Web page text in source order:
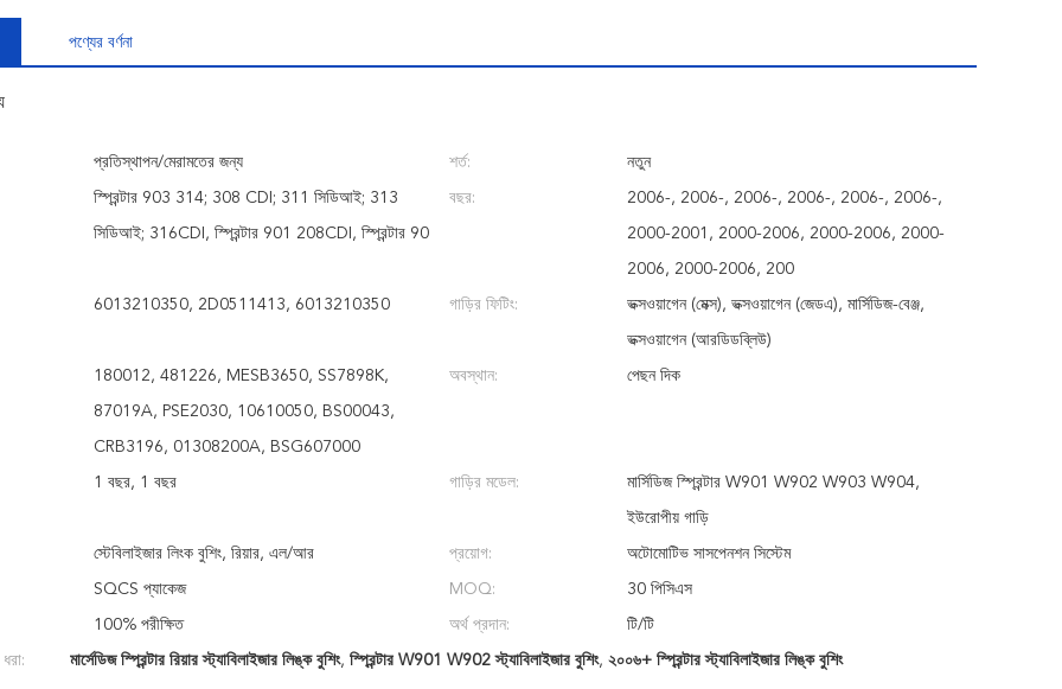
পণ্যের বর্ণনা
প্রতিস্থাপন/মেরামতের জন্য শর্ত: নতুন
স্প্রিন্টার 903 314; 308 CDI; 311 সিডিআই; 313
সিডিআই; 316CDI, স্প্রিন্টার 901 208CDI, স্প্রিন্টার 90
বছর: 2006-, 2006-, 2006-, 2006-, 2006-, 2006-,
2000-2001, 2000-2006, 2000-2006, 2000-
2006, 2000-2006, 200
6013210350, 2D0511413, 6013210350 গাড়ির ফিটিং: ভক্সওয়াগেন (মেক্স), ভক্সওয়াগেন (জেডএ), মার্সিডিজ-বেঞ্জ,
ভক্সওয়াগেন (আরডিডব্লিউ)
180012, 481226, MESB3650, SS7898K,
87019A, PSE2030, 10610050, BS00043,
CRB3196, 01308200A, BSG607000
অবস্থান: পেছন দিক
1 বছর, 1 বছর গাড়ির মডেল: মার্সিডিজ স্প্রিন্টার W901 W902 W903 W904,
ইউরোপীয় গাড়ি
স্টেবিলাইজার লিংক বুশিং, রিয়ার, এল/আর প্রয়োগ: অটোমোটিভ সাসপেনশন সিস্টেম
SQCS প্যাকেজ MOQ: 30 পিসিএস
100% পরীক্ষিত অর্থ প্রদান: টি/টি
মার্সেডিজ স্প্রিন্টার রিয়ার স্ট্যাবিলাইজার লিঙ্ক বুশিং, স্প্রিন্টার W901 W902 স্ট্যাবিলাইজার বুশিং, ২০০৬+ স্প্রিন্টার স্ট্যাবিলাইজার লিঙ্ক বুশিং